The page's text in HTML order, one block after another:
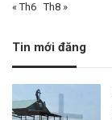
« Th6 Th8 »
Tin mới đăng